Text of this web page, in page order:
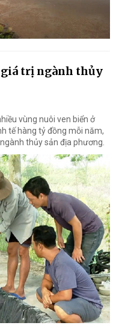
trị ngành thủy
vùng nuôi ven biển ở
tế hàng tỷ đồng mỗi năm,
thủy sản địa phương.